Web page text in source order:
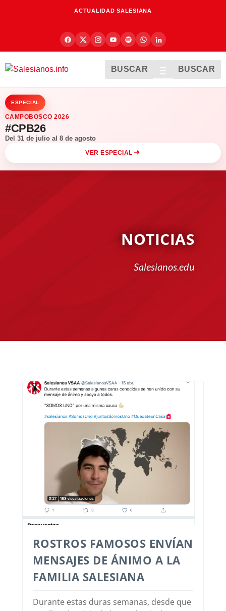
ACTUALIDAD SALESIANA
BUSCAR BUSCAR
ESPECIAL
CAMPOBOSCO 2026
#CPB26
Del 31 de julio al 8 de agosto
VER ESPECIAL
NOTICIAS
Salesianos.edu
ROSTROS FAMOSOS ENVÍAN
MENSAJES DE ÁNIMO A LA
FAMILIA SALESIANA
Durante estas duras semanas, desde que